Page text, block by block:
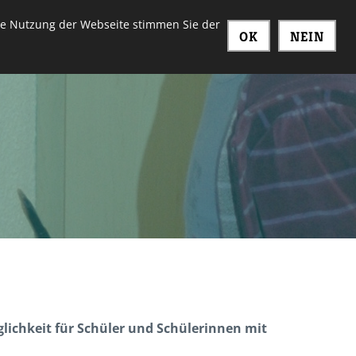
für Schüler und Schülerinnen mit
NEIN
OK
Nutzung der Webseite stimmen Sie der